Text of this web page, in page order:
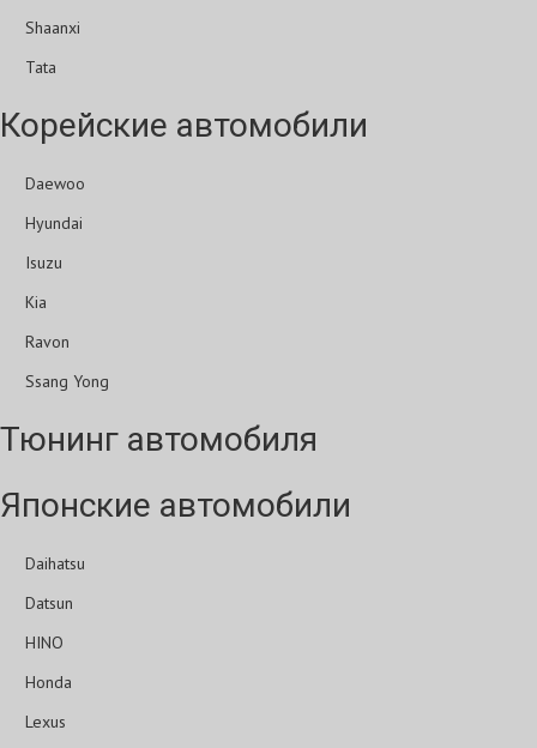
Shaanxi
Tata
Корейские автомобили
Daewoo
Hyundai
Isuzu
Kia
Ravon
Ssang Yong
Тюнинг автомобиля
Японские автомобили
Daihatsu
Datsun
HINO
Honda
Lexus